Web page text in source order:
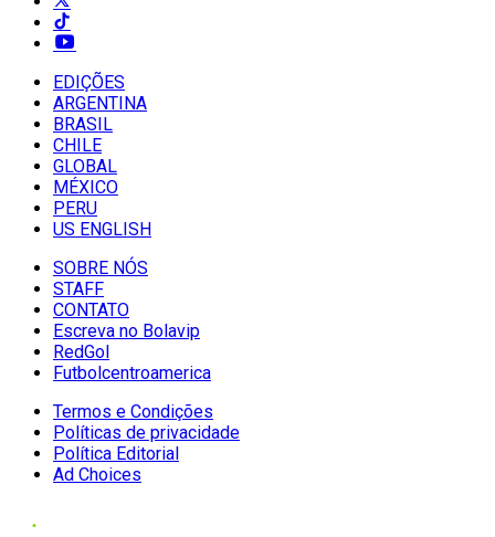
EDIÇÕES
ARGENTINA
BRASIL
CHILE
GLOBAL
MÉXICO
PERU
US ENGLISH
SOBRE NÓS
STAFF
CONTATO
Escreva no Bolavip
RedGol
Futbolcentroamerica
Termos e Condições
Políticas de privacidade
Política Editorial
Ad Choices